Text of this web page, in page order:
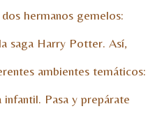
hermanos gemelos:
saga Harry Potter. Así,
ambientes temáticos:
Pasa y prepárate